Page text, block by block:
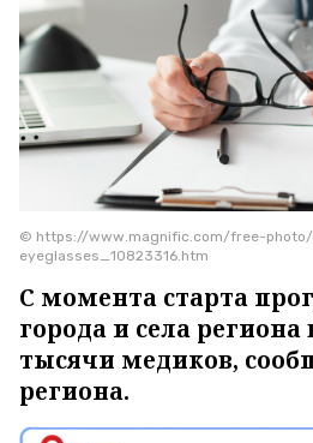
© https://www.magnific.com/free-
eyeglasses_10823316.htm
С момента старта
города и села региона
тысячи медиков,
региона.